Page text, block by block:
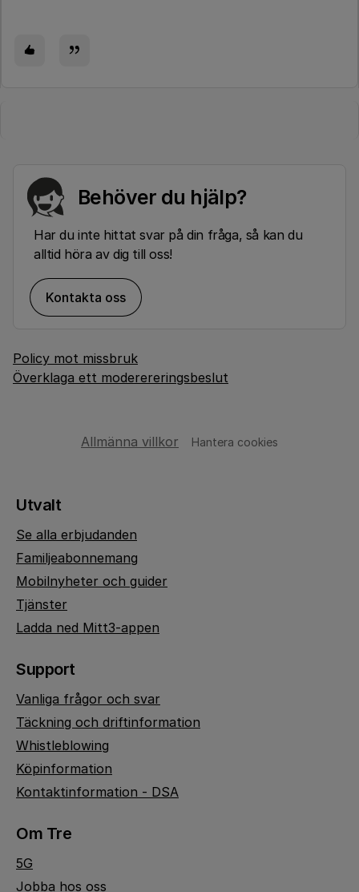
Behöver du hjälp?
Har du inte hittat svar på din fråga, så kan du
alltid höra av dig till oss!
Kontakta oss
Policy mot missbruk
Överklaga ett moderereringsbeslut
Allmänna villkor Hantera cookies
Utvalt
Se alla erbjudanden
Familjeabonnemang
Mobilnyheter och guider
Tjänster
Ladda ned Mitt3-appen
Support
Vanliga frågor och svar
Täckning och driftinformation
Whistleblowing
Köpinformation
Kontaktinformation - DSA
Om Tre
5G
Jobba hos oss